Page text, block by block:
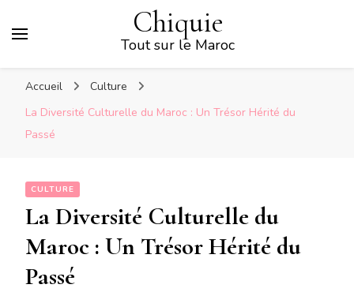
Chiquie
Tout sur le Maroc
Accueil
Culture
La Diversité Culturelle du Maroc : Un Trésor Hérité du
Passé
CULTURE
La Diversité Culturelle du
Maroc : Un Trésor Hérité du
Passé